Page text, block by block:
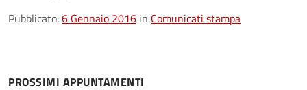
Pubblicato:6 Gennaio 2016 in Comunicati stampa
PROSSIMI APPUNTAMENTI